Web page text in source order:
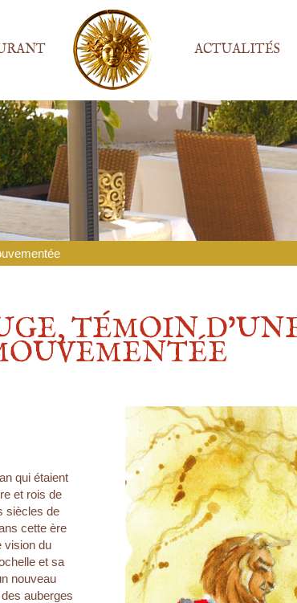
ACTUALITÉS
TÉMOIN
qui étaient
et rois de
siècles de
cette ère
vision du
et sa
nouveau
auberges